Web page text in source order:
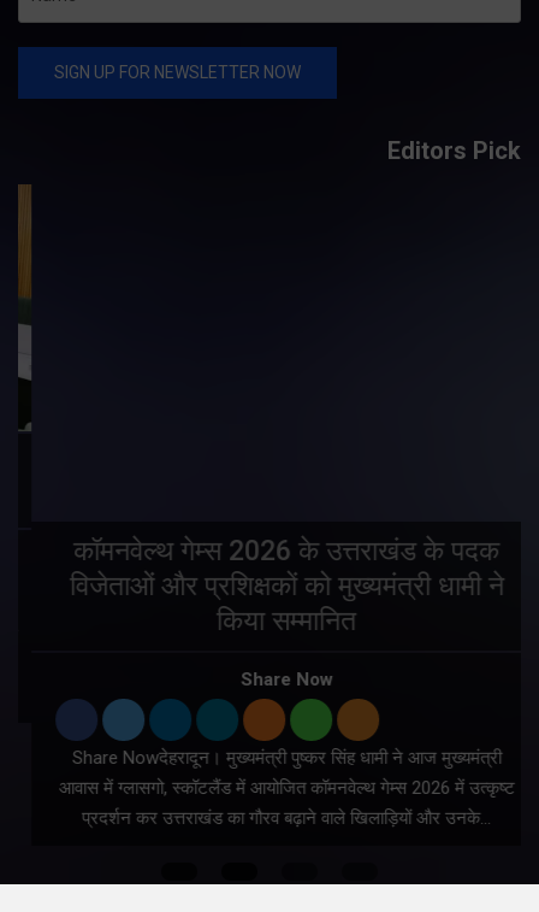
Editors Pick
कॉमनवेल्थ गेम्स 2026 के उत्तराखंड के पदक
विजेताओं और प्रशिक्षकों को मुख्यमंत्री धामी ने
किया सम्मानित
Share Now
Share Nowदेहरादून। मुख्यमंत्री पुष्कर सिंह धामी ने आज मुख्यमंत्री
आवास में ग्लासगो, स्कॉटलैंड में आयोजित कॉमनवेल्थ गेम्स 2026 में उत्कृष्ट
प्रदर्शन कर उत्तराखंड का गौरव बढ़ाने वाले खिलाड़ियों और उनके…